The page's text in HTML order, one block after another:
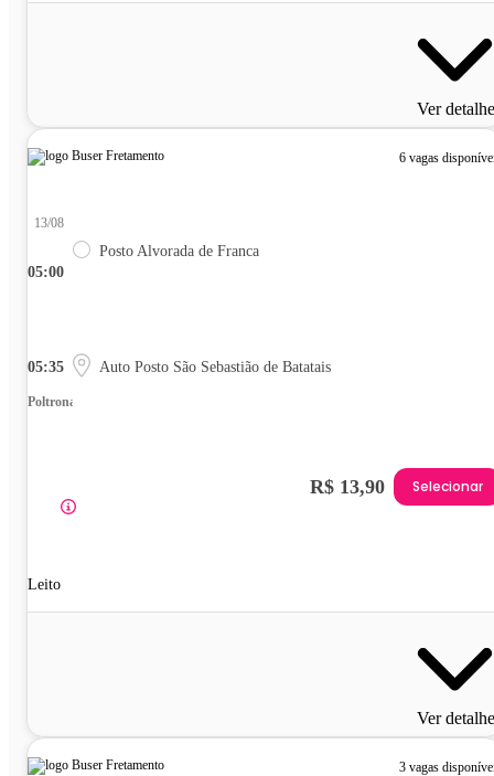
Ver
6 vagas
05:00
13/08
Posto Alvorada de Franca
05:35 Auto Posto São Sebastião de Batatais
Poltrona
Leito
R$ 13,90 Selecionar
Ver
3 vagas